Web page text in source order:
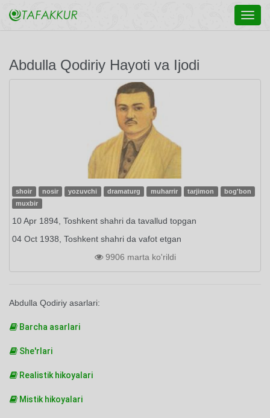
Abdulla Qodiriy Hayoti va Ijodi
shoir nosir yozuvchi dramaturg muharrir tarjimon
bog'bon
muxbir
10 Apr 1894, Toshkent shahri da tavallud topgan
04 Oct 1938, Toshkent shahri da vafot etgan
9906 marta ko'rildi
Abdulla Qodiriy asarlari:
Barcha asarlari
She'rlari
Realistik hikoyalari
Mistik hikoyalari